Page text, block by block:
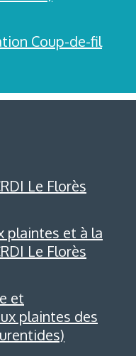
Coup-de-fil
Le Florès
plaintes et à la
Le Florès
et
plaintes des